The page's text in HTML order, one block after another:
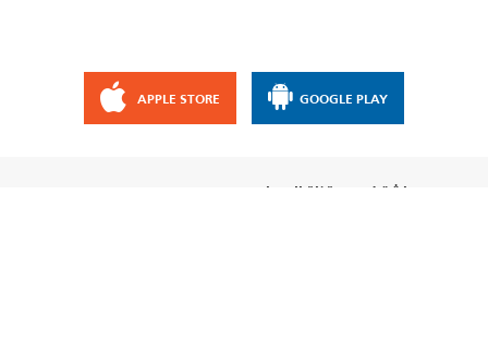
GOOGLE PLAY
APPLE STORE
إشترك مع قناة الإيمان